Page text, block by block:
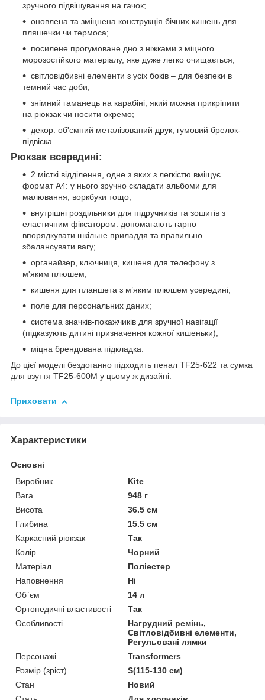
зручного підвішування на гачок;
оновлена та зміцнена конструкція бічних кишень для
пляшечки чи термоса;
посилене прогумоване дно з ніжками з міцного
морозостійкого матеріалу, яке дуже легко очищається;
світловідбивні елементи з усіх боків – для безпеки в
темний час доби;
знімний гаманець на карабіні, який можна прикріпити
на рюкзак чи носити окремо;
декор: об'ємний металізований друк, гумовий брелок-
підвіска.
Рюкзак всередині:
2 місткі відділення, одне з яких з легкістю вміщує
формат А4: у нього зручно складати альбоми для
малювання, воркбуки тощо;
внутрішні роздільники для підручників та зошитів з
еластичним фіксатором: допомагають гарно
впорядкувати шкільне приладдя та правильно
збалансувати вагу;
органайзер, ключниця, кишеня для телефону з
м'яким плюшем;
кишеня для планшета з м’яким плюшем усередині;
поле для персональних даних;
система значків-покажчиків для зручної навігації
(підказують дитині призначення кожної кишеньки);
міцна брендована підкладка.
До цієї моделі бездоганно підходить пенал TF25-622 та сумка
для взуття TF25-600M у цьому ж дизайні.
Приховати
Характеристики
Основні
Виробник
Kite
Вага
948 г
Висота
36.5 см
Глибина
15.5 см
Каркасний рюкзак
Так
Колір
Чорний
Матеріал
Поліестер
Наповнення
Ні
Об`єм
14 л
Ортопедичні властивості
Так
Особливості
Нагрудний ремінь,
Світловідбивні елементи,
Регульовані лямки
Персонажі
Transformers
Розмір (зріст)
S(115-130 см)
Стан
Новий